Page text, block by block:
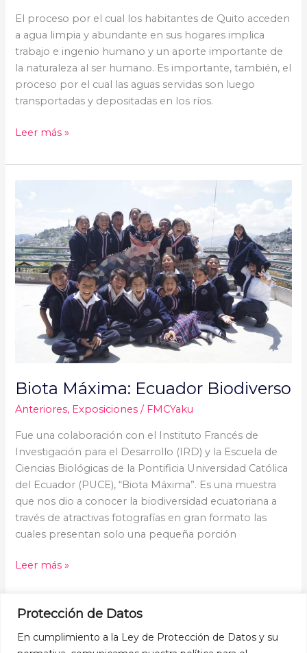
Protección de Datos
En cumplimiento a la Ley de Protección de Datos y su
El proceso por el cual los habitantes de Quito acceden
a agua limpia y abundante en sus hogares implica
trabajo e ingenio humano y un aporte importante de
la naturaleza al ser humano. Es importante, también, el
proceso por el cual las aguas servidas son luego
transportadas y depositadas en los ríos.
Leer más »
Biota Máxima: Ecuador Biodiverso
Anteriores, Exposiciones / FMCYaku
Fue una colaboración con el Instituto Francés de
Investigación para el Desarrollo (IRD) y la Escuela de
Ciencias Biológicas de la Pontificia Universidad Católica
del Ecuador (PUCE), “Biota Máxima”. Es una muestra
que nos dio a conocer la biodiversidad ecuatoriana a
través de atractivas fotografías en gran formato las
cuales presentan solo una pequeña porción
Biodiverso
Leer más »